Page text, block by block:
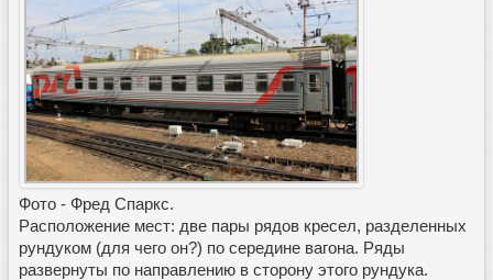
Фото - Фред Спаркс.
Расположение мест: две пары рядов кресел, разделенных
рундуком (для чего он?) по середине вагона. Ряды
развернуты по направлению в сторону этого рундука.